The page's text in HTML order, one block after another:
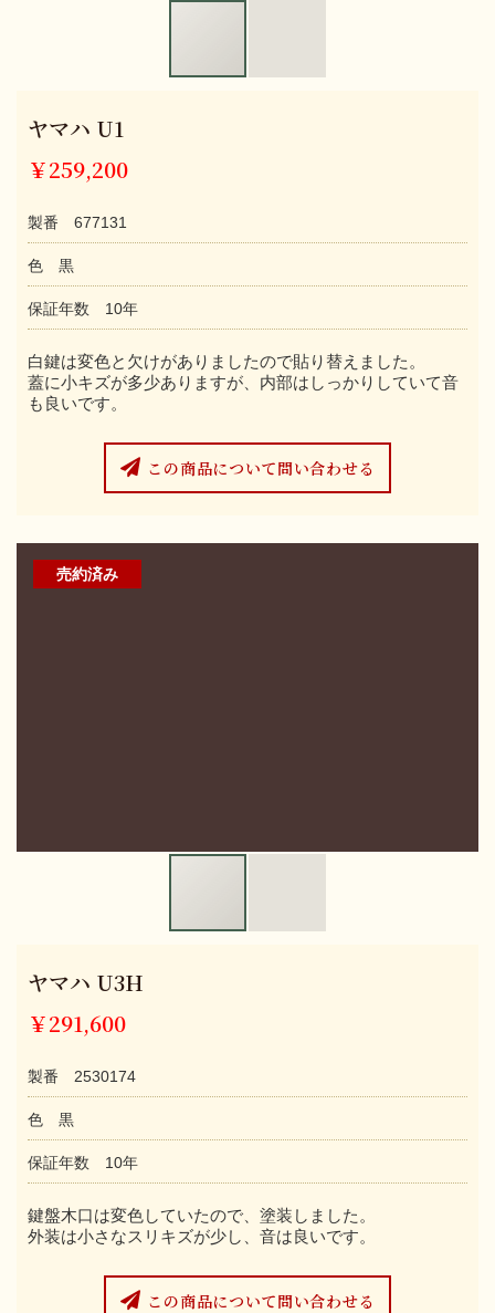
ヤマハ U1
￥259,200
製番 677131
色 黒
保証年数 10年
白鍵は変色と欠けがありましたので貼り替えました。
蓋に小キズが多少ありますが、内部はしっかりしていて音
も良いです。
この商品について問い合わせる
売約済み
ヤマハ U3H
￥291,600
製番 2530174
色 黒
保証年数 10年
鍵盤木口は変色していたので、塗装しました。
外装は小さなスリキズが少し、音は良いです。
この商品について問い合わせる